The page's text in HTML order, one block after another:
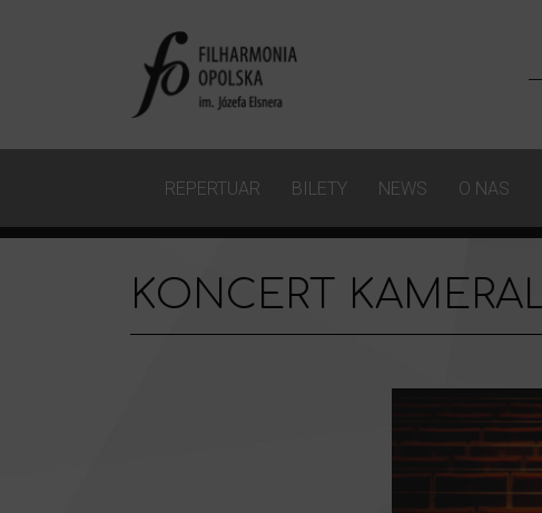
REPERTUAR BILETY NEWS O NAS
KONCERT